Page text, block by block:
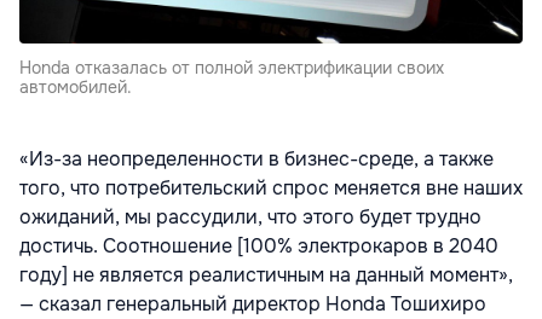
Honda отказалась от полной электрификации своих
автомобилей.
«Из-за неопределенности в бизнес-среде, а также
того, что потребительский спрос меняется вне наших
ожиданий, мы рассудили, что этого будет трудно
достичь. Соотношение [100% электрокаров в 2040
году] не является реалистичным на данный момент»,
— сказал генеральный директор Honda Тошихиро